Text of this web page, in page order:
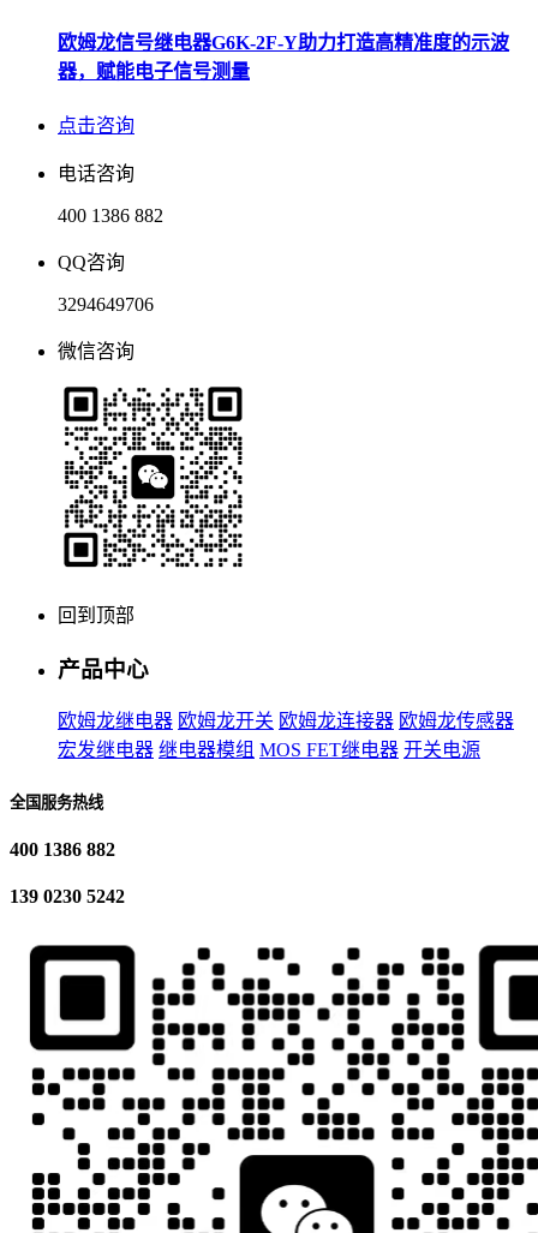
欧姆龙信号继电器G6K-2F-Y助力打造高精准度的示波
器，赋能电子信号测量
点击咨询
电话咨询
400 1386 882
QQ咨询
3294649706
微信咨询
回到顶部
产品中心
欧姆龙继电器 欧姆龙开关 欧姆龙连接器 欧姆龙传感器
宏发继电器 继电器模组 MOS FET继电器 开关电源
全国服务热线
400 1386 882
139 0230 5242